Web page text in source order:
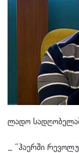
ლადო
_ “ჰაერში